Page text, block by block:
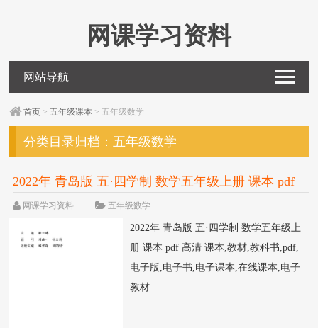
网课学习资料
网站导航
首页 >五年级课本 > 五年级数学
分类目录归档：五年级数学
2022年 青岛版 五·四学制 数学五年级上册 课本 pdf
高清
网课学习资料 五年级数学
2022年 青岛版 五·四学制 数学五年级上
册 课本 pdf 高清 课本,教材,教科书,pdf,
电子版,电子书,电子课本,在线课本,电子
教材 ....